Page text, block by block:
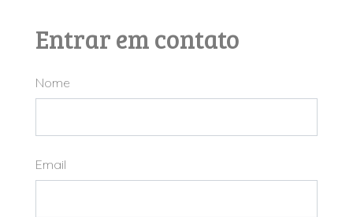
Entrar em contato
Nome
Email